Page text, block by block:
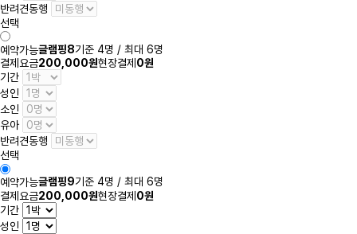
반려견동행
선택
예약가능글램핑8기준 4명 / 최대 6명
결제요금200,000원현장결제 0원
기간
성인
소인
유아
반려견동행
선택
예약가능글램핑9기준 4명 / 최대 6명
결제요금200,000원현장결제 0원
기간
성인